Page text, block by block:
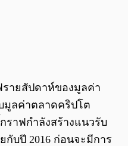
รายสัปดาห์ของมูลค่า
มูลค่าตลาดคริปโต
าฟกำลังสร้างแนวรับ
บปี 2016 ก่อนจะมีการ